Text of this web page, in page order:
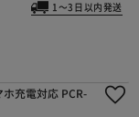
1～3日以内発送
充電対応 PCR-